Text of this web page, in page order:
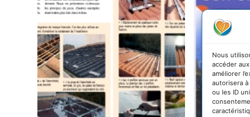
Nous
accéder
améliorer
autorisera
ou les ID